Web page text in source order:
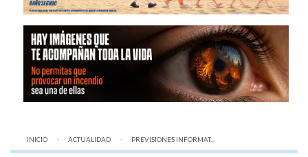
INICIO ACTUALIDAD AQUÍ:
PREVISIONES INFORMAT...